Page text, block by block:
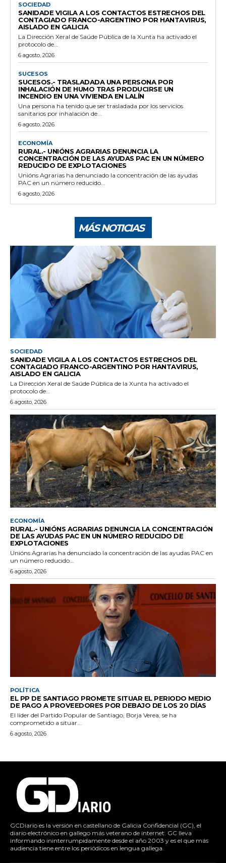
SOCIEDAD
SANIDADE VIGILA A LOS CONTACTOS ESTRECHOS DEL
CONTAGIADO FRANCO-ARGENTINO POR HANTAVIRUS,
AISLADO EN GALICIA
La Dirección Xeral de Saúde Pública de la Xunta ha activado el
protocolo de...
6 agosto, 2026
SUCESOS
SUCESOS.- TRASLADADA UNA PERSONA POR
INHALACIÓN DE HUMO TRAS PRODUCIRSE UN
INCENDIO EN UNA VIVIENDA EN LALÍN
Una persona ha tenido que ser trasladada por los servicios
sanitarios por inhalación de...
6 agosto, 2026
ECONOMÍA
RURAL.- UNIÓNS AGRARIAS DENUNCIA LA
CONCENTRACIÓN DE LAS AYUDAS PAC EN UN NÚMERO
REDUCIDO DE EXPLOTACIONES
Unións Agrarias ha denunciado la concentración de las ayudas
PAC en un número reducido...
6 agosto, 2026
MÁS NOTICIAS
SOCIEDAD
SANIDADE VIGILA A LOS CONTACTOS ESTRECHOS DEL
CONTAGIADO FRANCO-ARGENTINO POR HANTAVIRUS,
AISLADO EN GALICIA
La Dirección Xeral de Saúde Pública de la Xunta ha activado el
protocolo de...
6 agosto, 2026
ECONOMÍA
RURAL.- UNIÓNS AGRARIAS DENUNCIA LA CONCENTRACIÓN
DE LAS AYUDAS PAC EN UN NÚMERO REDUCIDO DE
EXPLOTACIONES
Unións Agrarias ha denunciado la concentración de las ayudas PAC en
un número reducido...
6 agosto, 2026
POLÍTICA
EL PP DE SANTIAGO PROMETE SITUAR EL PERIODO MEDIO
DE PAGO A PROVEEDORES POR DEBAJO DE LOS 20 DÍAS
El líder del Partido Popular de Santiago, Borja Verea, se ha
comprometido a situar...
6 agosto, 2026
GCDiario es la versión en castellano de Galicia Confidencial (GC), el
diario electrónico en gallego más veterano de internet. GC lleva
informando ininterrumpidamente desde el año 2003 y es el que más
audiencia tiene entre los periódicos en lengua gallega.